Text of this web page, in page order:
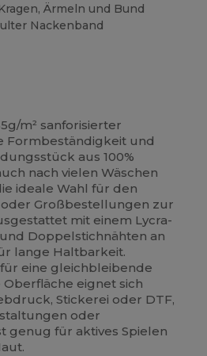
Ärmeln und Bund
Nackenband
m² sanforisierter
Formbeständigkeit und
aus 100%
nach vielen Wäschen
ideale Wahl für den
Großbestellungen zur
mit einem Lycra-
Doppelstichnähten an
lange Haltbarkeit.
eine gleichbleibende
eignet sich
Stickerei oder DTF,
oder
genug für aktives Spielen